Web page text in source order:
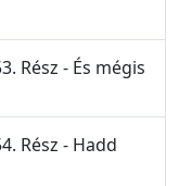
Rész - És mégis
Rész - Hadd